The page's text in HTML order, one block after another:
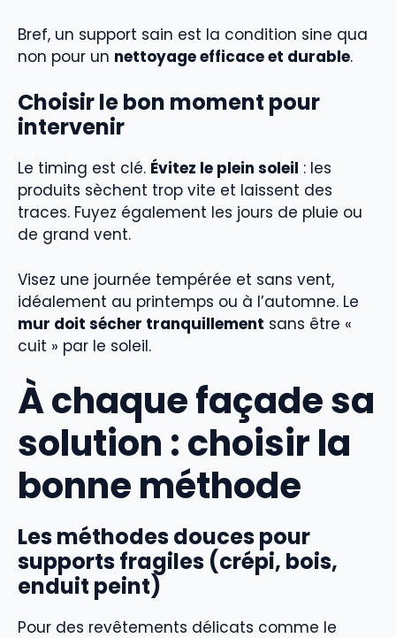
Bref, un support sain est la condition sine qua
non pour un nettoyage efficace et durable.
Choisir le bon moment pour
intervenir
Le timing est clé. Évitez le plein soleil : les
produits sèchent trop vite et laissent des
traces. Fuyez également les jours de pluie ou
de grand vent.
Visez une journée tempérée et sans vent,
idéalement au printemps ou à l’automne. Le
mur doit sécher tranquillement sans être «
cuit » par le soleil.
À chaque façade sa
solution : choisir la
bonne méthode
Les méthodes douces pour
supports fragiles (crépi, bois,
enduit peint)
Pour des revêtements délicats comme le